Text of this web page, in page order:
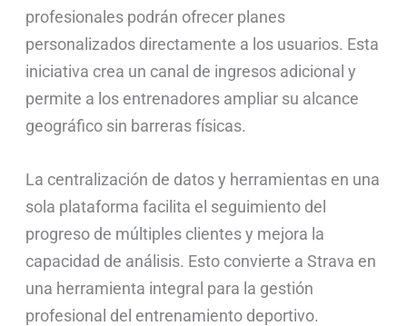
profesionales podrán ofrecer planes
personalizados directamente a los usuarios. Esta
iniciativa crea un canal de ingresos adicional y
permite a los entrenadores ampliar su alcance
geográfico sin barreras físicas.
La centralización de datos y herramientas en una
sola plataforma facilita el seguimiento del
progreso de múltiples clientes y mejora la
capacidad de análisis. Esto convierte a Strava en
una herramienta integral para la gestión
profesional del entrenamiento deportivo.